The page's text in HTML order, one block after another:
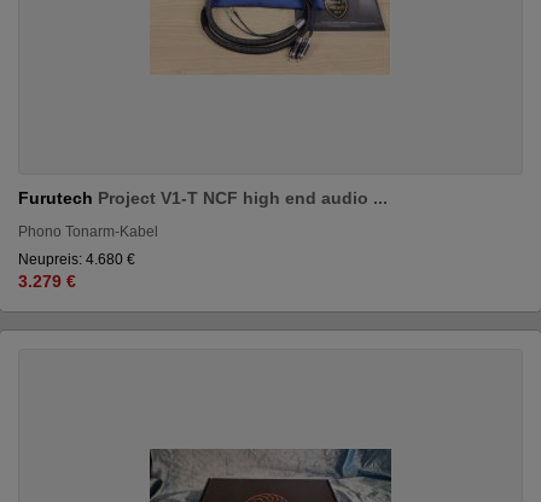
Furutech Project V1-T NCF high end audio ...
Phono Tonarm-Kabel
Neupreis: 4.680 €
3.279 €